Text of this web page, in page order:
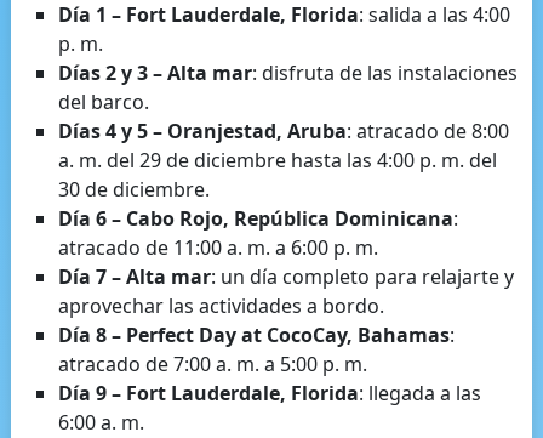
Día 1 – Fort Lauderdale, Florida: salida a las 4:00
p. m.
Días 2 y 3 – Alta mar: disfruta de las instalaciones
del barco.
Días 4 y 5 – Oranjestad, Aruba: atracado de 8:00
a. m. del 29 de diciembre hasta las 4:00 p. m. del
30 de diciembre.
Día 6 – Cabo Rojo, República Dominicana:
atracado de 11:00 a. m. a 6:00 p. m.
Día 7 – Alta mar: un día completo para relajarte y
aprovechar las actividades a bordo.
Día 8 – Perfect Day at CocoCay, Bahamas:
atracado de 7:00 a. m. a 5:00 p. m.
Día 9 – Fort Lauderdale, Florida: llegada a las
6:00 a. m.